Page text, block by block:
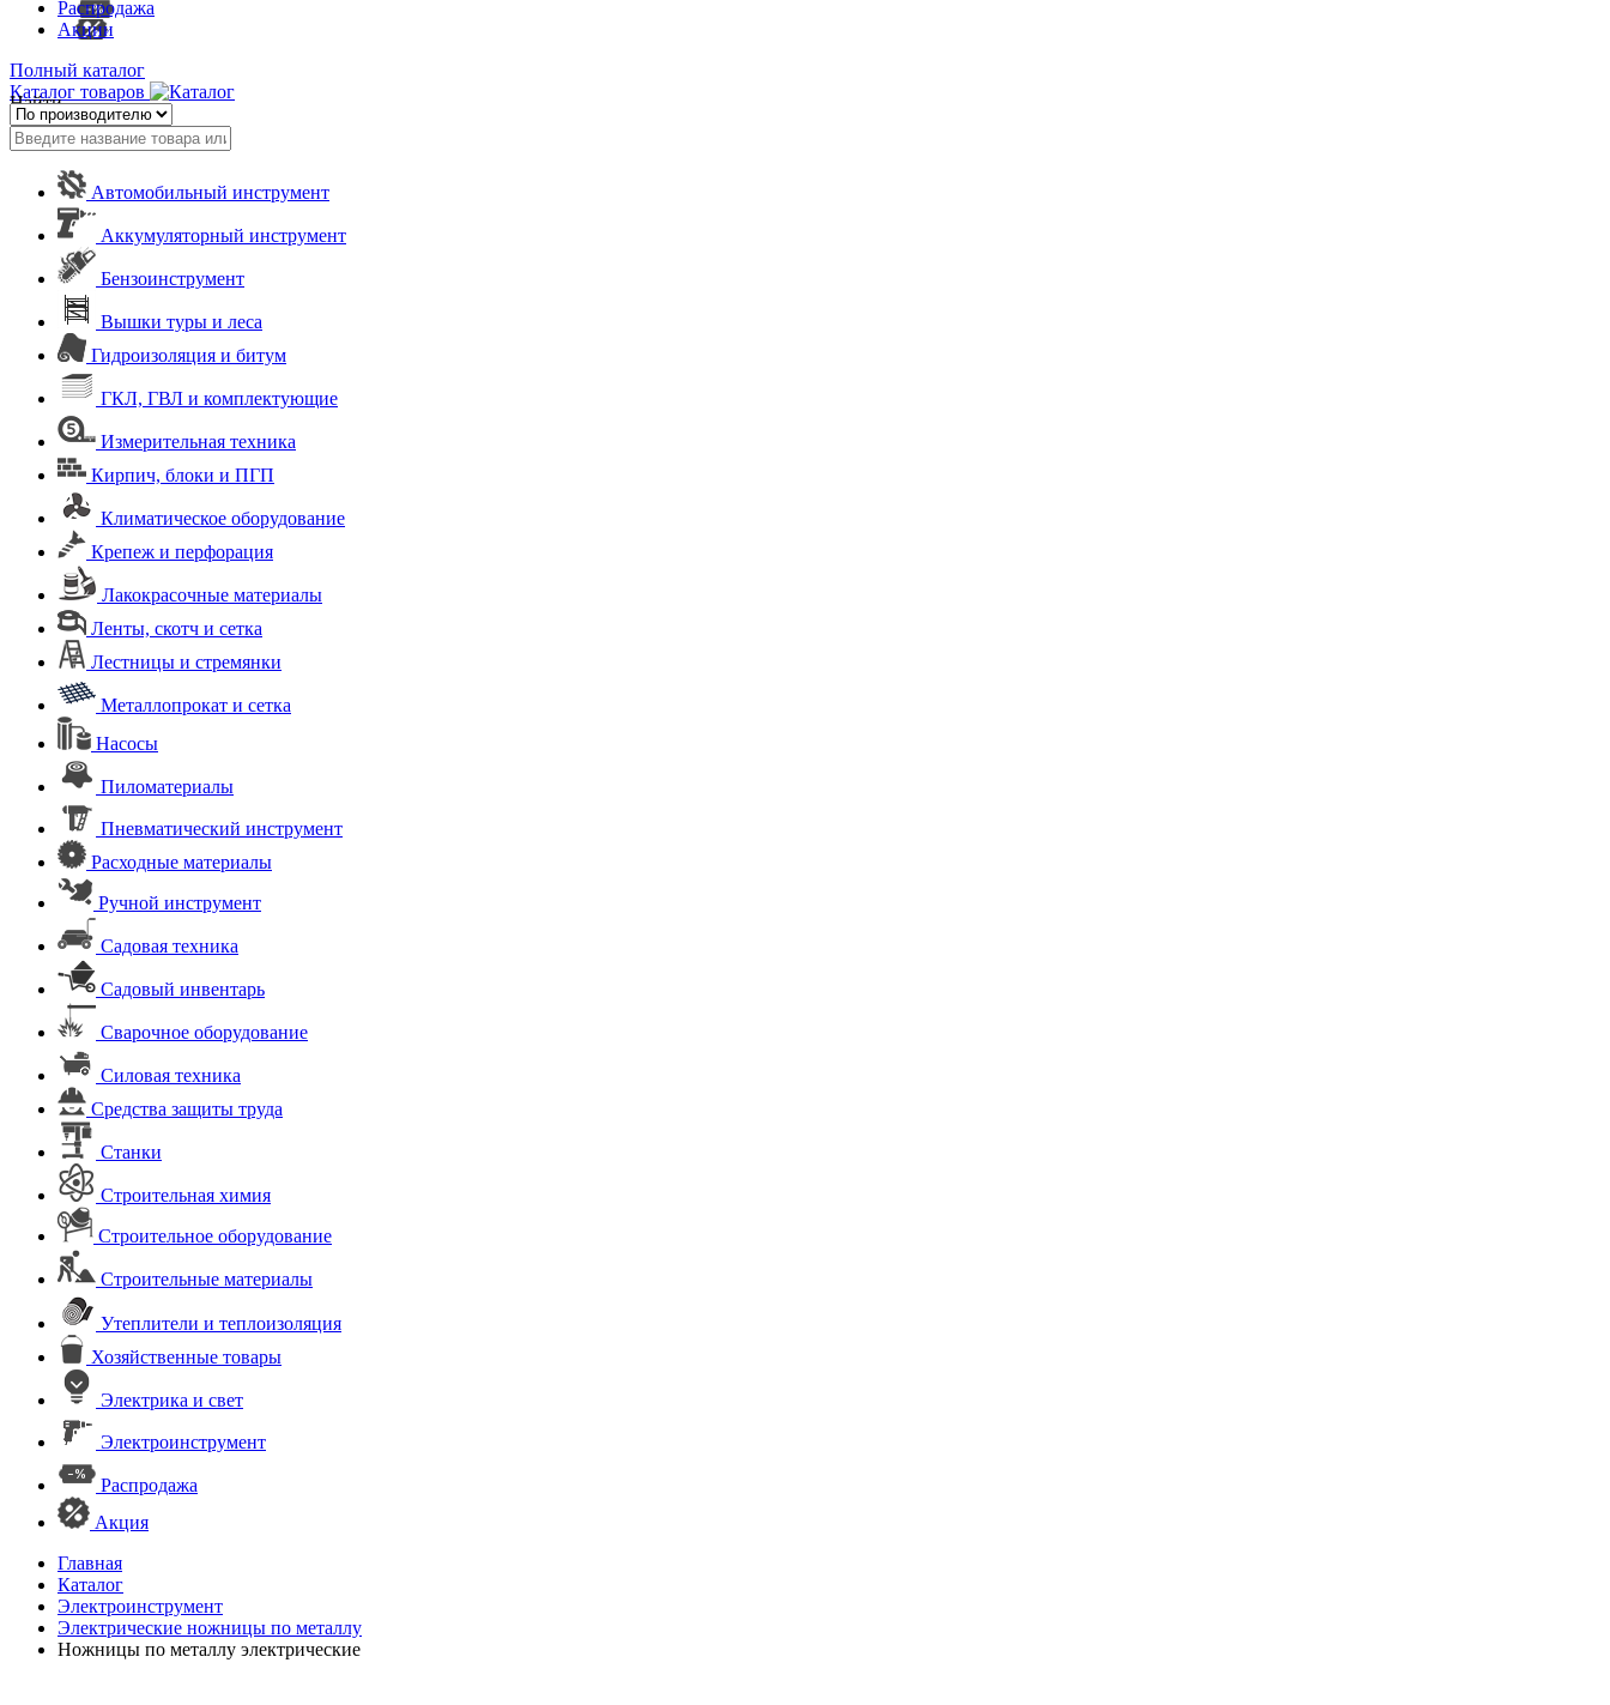
Распродажа
Акции
Полный каталог
Каталог товаров
Найти
Автомобильный инструмент
Аккумуляторный инструмент
Бензоинструмент
Вышки туры и леса
Гидроизоляция и битум
ГКЛ, ГВЛ и комплектующие
Измерительная техника
Кирпич, блоки и ПГП
Климатическое оборудование
Крепеж и перфорация
Лакокрасочные материалы
Ленты, скотч и сетка
Лестницы и стремянки
Металлопрокат и сетка
Насосы
Пиломатериалы
Пневматический инструмент
Расходные материалы
Ручной инструмент
Садовая техника
Садовый инвентарь
Сварочное оборудование
Силовая техника
Средства защиты труда
Станки
Строительная химия
Строительное оборудование
Строительные материалы
Утеплители и теплоизоляция
Хозяйственные товары
Электрика и свет
Электроинструмент
Распродажа
Акция
Главная
Каталог
Электроинструмент
Электрические ножницы по металлу
Ножницы по металлу электрические